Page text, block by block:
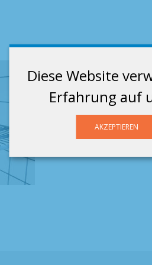
Diese Website
Erfahrung auf
AKZEPTIEREN